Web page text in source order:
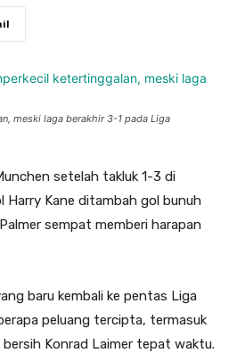
meski laga berakhir 3-1 pada Liga
setelah takluk 1-3 di
Harry Kane ditambah gol bunuh
sempat memberi harapan
baru kembali ke pentas Liga
peluang tercipta, termasuk
Konrad Laimer tepat waktu.